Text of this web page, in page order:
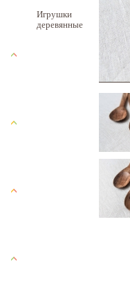
Игрушки
деревянные